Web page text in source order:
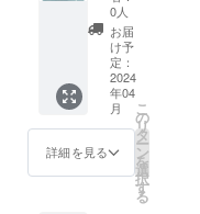
後のイ
ベント
情報な
どを共
有させ
ていた
だく予
す。
し、
2024年
3月中に
詳細を
ご連絡
いたし
ます。
ルなど
で工事
支援者
様への
返金は
致しか
ねます
のでご
了承く
い。 ※2
2024年
4月中の
ります)
宿泊は4
名まで
は支援
金額内
で、そ
れ以上
の場合
は要相
分の権
利です
※1 ●お
家で使
える佐
渡アテ
ビの香
りの脱
臭サ
の遊覧
船周遊
ツアー
と河崎
浪漫館
の宿泊1
泊分の
権利で
す ※1 ●
オープ
ニング
0人
お届
け予
定：
2024
年04
月
詳細を見る
こ
の
リ
タ
ー
ン
を
選
択
す
る